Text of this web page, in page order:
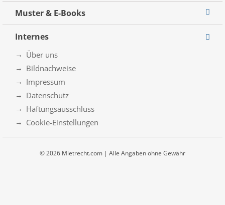
Muster & E-Books
Internes
Über uns
Bildnachweise
Impressum
Datenschutz
Haftungsausschluss
Cookie-Einstellungen
© 2026 Mietrecht.com | Alle Angaben ohne Gewähr